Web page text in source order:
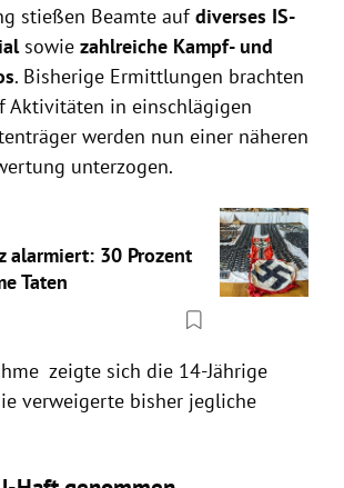
stießen Beamte aufdiverses IS-
sowie zahlreiche Kampf- und
. Bisherige Ermittlungen brachten
Aktivitäten in einschlägigen
werden nun einer näheren
unterzogen.
alarmiert: 30 Prozent
Taten
zeigte sich die 14-Jährige
verweigerte bisher jegliche